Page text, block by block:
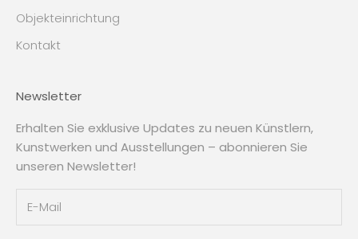
Objekteinrichtung
Kontakt
Newsletter
Erhalten Sie exklusive Updates zu neuen Künstlern,
Kunstwerken und Ausstellungen – abonnieren Sie
unseren Newsletter!